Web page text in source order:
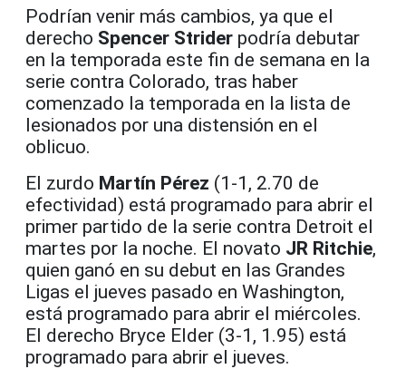
Podrían venir más cambios, ya que el
derecho Spencer Strider podría debutar
en la temporada este fin de semana en la
serie contra Colorado, tras haber
comenzado la temporada en la lista de
lesionados por una distensión en el
oblicuo.
El zurdo Martín Pérez (1-1, 2.70 de
efectividad) está programado para abrir el
primer partido de la serie contra Detroit el
martes por la noche. El novato JR Ritchie,
quien ganó en su debut en las Grandes
Ligas el jueves pasado en Washington,
está programado para abrir el miércoles.
El derecho Bryce Elder (3-1, 1.95) está
programado para abrir el jueves.